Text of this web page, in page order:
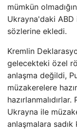
mümkün
Ukrayna'daki ABD
sözlerine ekledi.
Kremlin
gelecekteki özel
anlaşma değildi,
müzakerelere
Ukrayna ile
anlaşmalara sadık